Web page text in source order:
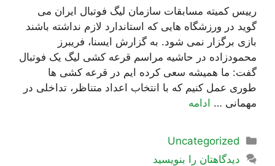
رییس کمیته مسابقات سازمان لیگ فوتبال ایران می
گوید در ورزشگاه هایی که استاندارد لازم نداشته باشند
بازی برگزار نمی شود. به گزارش ایسنا، فریبرز
محمودزاده در حاشیه مراسم قرعه کشی لیگ یک فوتبال
گفت: ما همیشه سعی کرده ایم در قرعه کشی ها
طوری عمل کنیم که با انتخاب اعداد متناظر، تداخلی در
مهمانی … ادامه
دسته‌ها
Uncategorized
دیدگاهتان را بنویسید